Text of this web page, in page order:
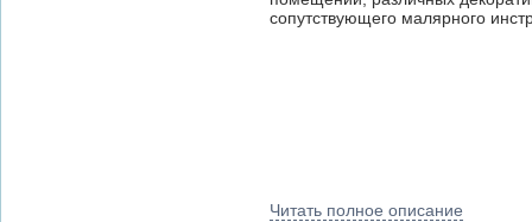
сопутствующего малярного
Читать полное описание